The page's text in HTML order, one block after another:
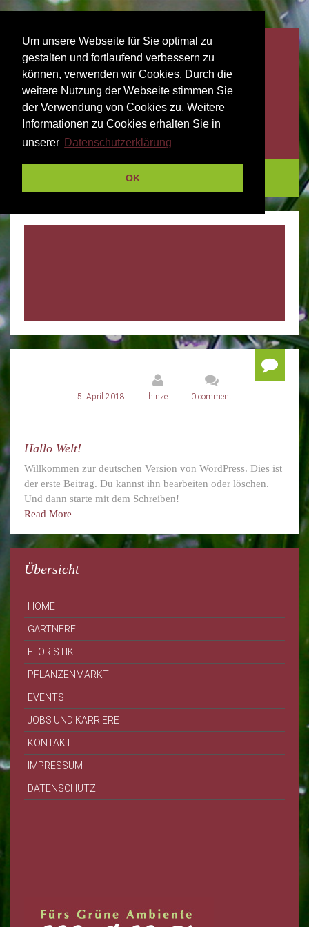
Um unsere Webseite für Sie optimal zu
gestalten und fortlaufend verbessern zu
können, verwenden wir Cookies. Durch die
weitere Nutzung der Webseite stimmen Sie
der Verwendung von Cookies zu. Weitere
Informationen zu Cookies erhalten Sie in
unserer Datenschutzerklärung
OK
5. April 2018 hinze 0 comment
Hallo Welt!
Willkommen zur deutschen Version von WordPress. Dies ist
der erste Beitrag. Du kannst ihn bearbeiten oder löschen.
Und dann starte mit dem Schreiben!
Read More
Übersicht
HOME
GÄRTNEREI
FLORISTIK
PFLANZENMARKT
EVENTS
JOBS UND KARRIERE
KONTAKT
IMPRESSUM
DATENSCHUTZ